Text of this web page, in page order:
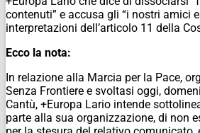
contenuti” e accusa gli “i nostri amici
interpretazioni dell’articolo 11 della
Ecco la nota:
In relazione alla Marcia per la Pace,
Senza Frontiere e svoltasi oggi,
Cantù, +Europa Lario intende
parte alla sua organizzazione, di non